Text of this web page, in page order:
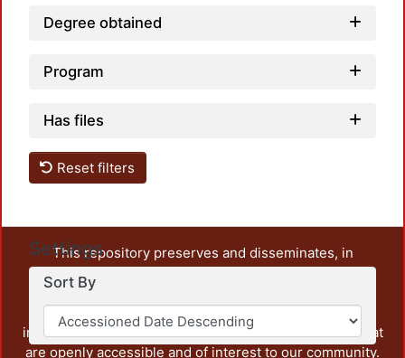
Degree obtained
Program
Has files
Reset filters
Settings
Sort By
This repository preserves and disseminates, in
unrestricted open access, the teaching and research
output of UAM Azcapotzalco. It also includes some
administrative and graphic documents from the
institution, as well as content from other institutions that
are openly accessible and of interest to our community.